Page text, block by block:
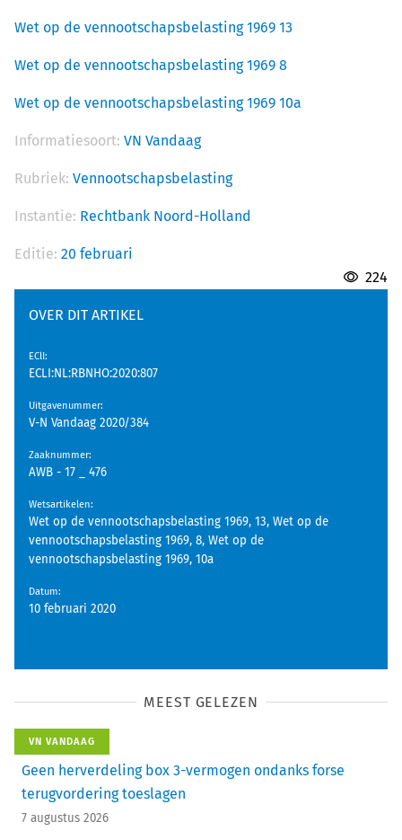
Wet op de vennootschapsbelasting 1969 13
Wet op de vennootschapsbelasting 1969 8
Wet op de vennootschapsbelasting 1969 10a
Informatiesoort: VN Vandaag
Rubriek: Vennootschapsbelasting
Instantie: Rechtbank Noord-Holland
Editie: 20 februari
224
OVER DIT ARTIKEL
EClI:
ECLI:NL:RBNHO:2020:807
Uitgavenummer:
V-N Vandaag 2020/384
Zaaknummer:
AWB - 17 _ 476
Wetsartikelen:
Wet op de vennootschapsbelasting 1969, 13, Wet op de
vennootschapsbelasting 1969, 8, Wet op de
vennootschapsbelasting 1969, 10a
Datum:
10 februari 2020
MEEST GELEZEN
VN VANDAAG
Geen herverdeling box 3-vermogen ondanks forse
terugvordering toeslagen
7 augustus 2026